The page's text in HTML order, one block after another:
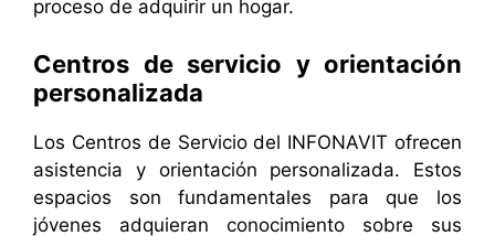
proceso de adquirir un hogar.
Centros de servicio y orientación
personalizada
Los Centros de Servicio del INFONAVIT ofrecen
asistencia y orientación personalizada. Estos
espacios son fundamentales para que los
jóvenes adquieran conocimiento sobre sus